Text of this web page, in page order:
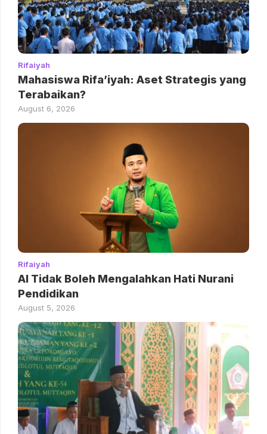
Rifaiyah
Mahasiswa Rifa’iyah: Aset Strategis yang
Terabaikan?
August 6, 2026
Rifaiyah
AI Tidak Boleh Mengalahkan Hati Nurani
Pendidikan
August 5, 2026